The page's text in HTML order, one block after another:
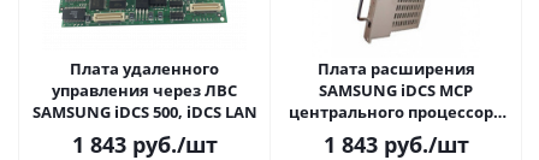
Плата удаленного
управления через ЛВС
SAMSUNG iDCS 500, iDCS LAN
1 843руб./шт
Плата расширения
SAMSUNG iDCS MCP
центрального процессора
KP500DBMCP/RUA
1 843руб./шт